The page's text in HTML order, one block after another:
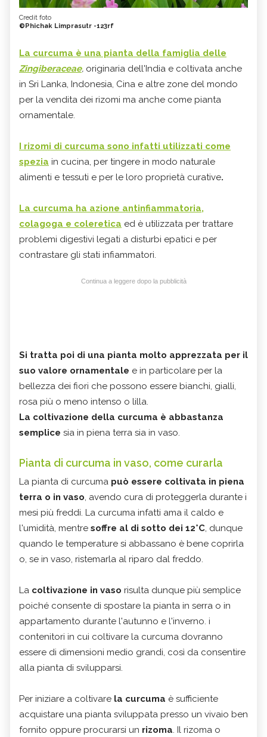
Credit foto
©Phichak Limprasutr -123rf
La curcuma è una pianta della famiglia delle
Zingiberaceae, originaria dell'India e coltivata anche
in Sri Lanka, Indonesia, Cina e altre zone del mondo
per la vendita dei rizomi ma anche come pianta
ornamentale.
I rizomi di curcuma sono infatti utilizzati come
spezia in cucina, per tingere in modo naturale
alimenti e tessuti e per le loro proprietà curative.
La curcuma ha azione antinfiammatoria,
colagoga e coleretica ed è utilizzata per trattare
problemi digestivi legati a disturbi epatici e per
contrastare gli stati infiammatori.
Continua a leggere dopo la pubblicità
Si tratta poi di una pianta molto apprezzata per il
suo valore ornamentale e in particolare per la
bellezza dei fiori che possono essere bianchi, gialli,
rosa più o meno intenso o lilla.
La coltivazione della curcuma è abbastanza
semplice sia in piena terra sia in vaso.
Pianta di curcuma in vaso, come curarla
La pianta di curcuma può essere coltivata in piena
terra o in vaso, avendo cura di proteggerla durante i
mesi più freddi. La curcuma infatti ama il caldo e
l'umidità, mentre soffre al di sotto dei 12°C, dunque
quando le temperature si abbassano è bene coprirla
o, se in vaso, ristemarla al riparo dal freddo.
La coltivazione in vaso risulta dunque più semplice
poiché consente di spostare la pianta in serra o in
appartamento durante l'autunno e l'inverno. i
contenitori in cui coltivare la curcuma dovranno
essere di dimensioni medio grandi, così da consentire
alla pianta di svilupparsi.
Per iniziare a coltivare la curcuma è sufficiente
acquistare una pianta sviluppata presso un vivaio ben
fornito oppure procurarsi un rizoma. Il rizoma o